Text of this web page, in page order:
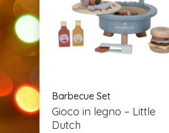
Barbecue Set
Gioco in legno – Little
Dutch